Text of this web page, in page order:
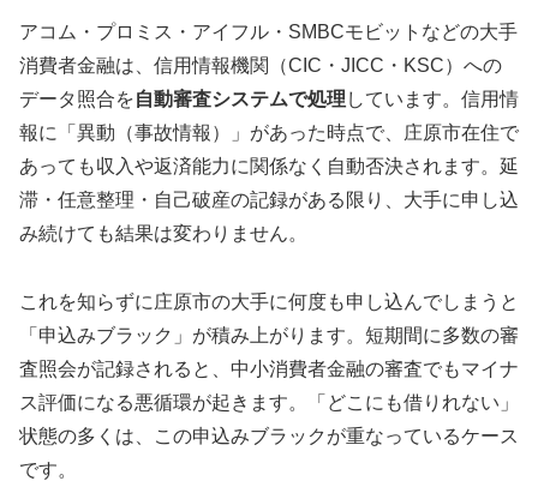
アコム・プロミス・アイフル・SMBCモビットなどの大手
消費者金融は、信用情報機関（CIC・JICC・KSC）への
データ照合を自動審査システムで処理 しています。信用情
報に「異動（事故情報）」があった時点で、庄原市在住で
あっても収入や返済能力に関係なく自動否決されます。延
滞・任意整理・自己破産の記録がある限り、大手に申し込
み続けても結果は変わりません。
これを知らずに庄原市の大手に何度も申し込んでしまうと
「申込みブラック」が積み上がります。短期間に多数の審
査照会が記録されると、中小消費者金融の審査でもマイナ
ス評価になる悪循環が起きます。「どこにも借りれない」
状態の多くは、この申込みブラックが重なっているケース
です。